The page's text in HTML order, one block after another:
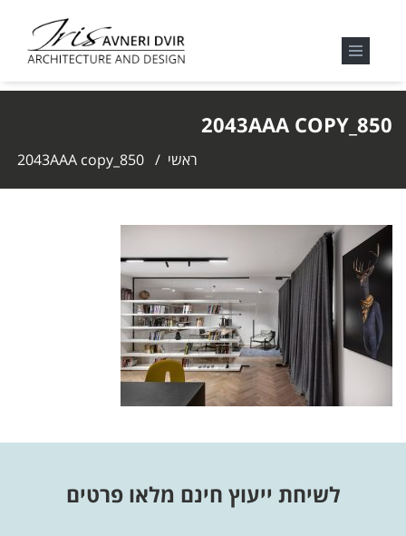
850_2043AAA COPY
ראשי /
850_2043AAA copy
לשיחת ייעוץ חינם מלאו פרטים